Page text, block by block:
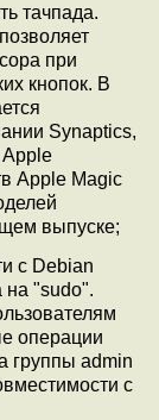
тачпада.
при
кнопок. В
Synaptics,
Apple Magic
выпуске;
с Debian
на "sudo".
операции
группы admin
с